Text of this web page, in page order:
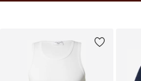
natural ease and understated depth.
quality and a calm,